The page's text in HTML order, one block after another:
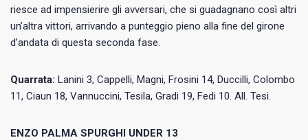
riesce ad impensierire gli avversari, che si guadagnano così altri
un’altra vittori, arrivando a punteggio pieno alla fine del girone
d’andata di questa seconda fase.
Quarrata: Lanini 3, Cappelli, Magni, Frosini 14, Duccilli, Colombo
11, Ciaun 18, Vannuccini, Tesila, Gradi 19, Fedi 10. All. Tesi.
ENZO PALMA SPURGHI UNDER 13